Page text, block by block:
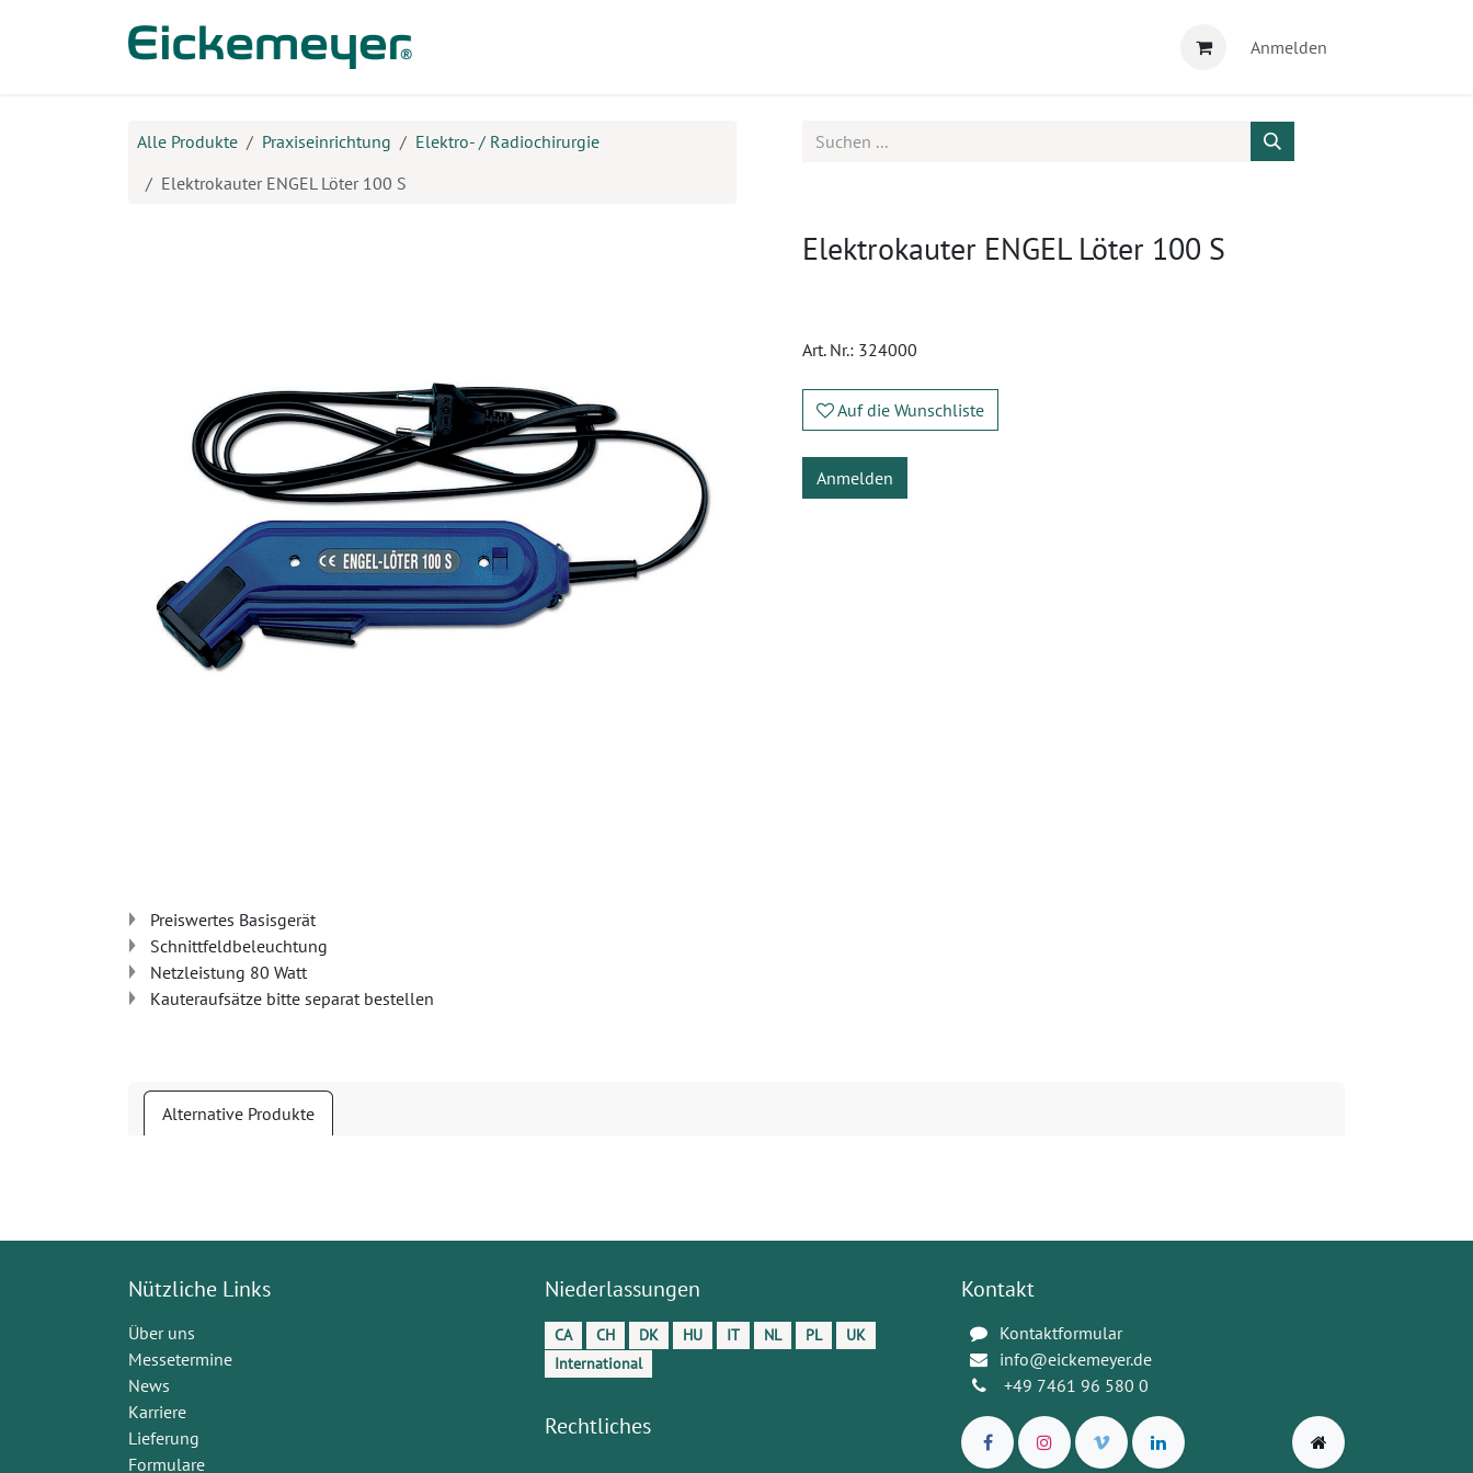
Anmelden
Alle Produkte Praxiseinrichtung
Elektro- / Radiochirurgie
Elektrokauter ENGEL Löter 100 S
Elektrokauter ENGEL Löter 100 S
Art. Nr.: 324000
Auf die Wunschliste
Anmelden
Preiswertes Basisgerät
Schnittfeldbeleuchtung
Netzleistung 80 Watt
Kauteraufsätze bitte separat bestellen
Alternative Produkte
Nützliche Links
Über uns
Messetermine
News
Karriere
Lieferung
Formulare
Niederlassungen
CA CH DK HU IT NL PL
UK
International
Rechtliches
Kontakt
Kontaktformular
info@eickemeyer.de
+49 7461 96 580 0